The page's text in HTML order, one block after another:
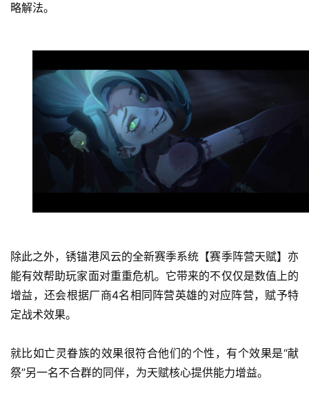
略解法。
除此之外，锈锚港风云的全新赛季系统【赛季阵营天赋】亦
能有效帮助玩家面对重重危机。它带来的不仅仅是数值上的
增益，还会根据厂商4名相同阵营英雄的对应阵营，赋予特
定战术效果。
就比如亡灵眷族的效果很符合他们的个性，有个效果是“献
祭”另一名不合群的同伴，为天赋核心提供能力增益。